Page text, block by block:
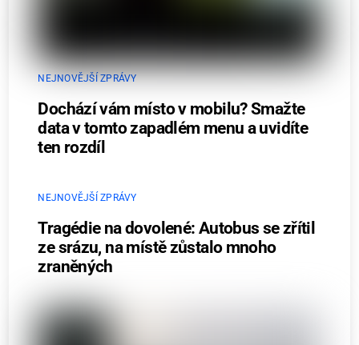
NEJNOVĚJŠÍ ZPRÁVY
Dochází vám místo v mobilu? Smažte
data v tomto zapadlém menu a uvidíte
ten rozdíl
NEJNOVĚJŠÍ ZPRÁVY
Tragédie na dovolené: Autobus se zřítil
ze srázu, na místě zůstalo mnoho
zraněných